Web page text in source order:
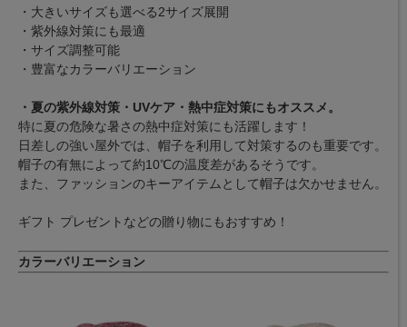
・大きいサイズも選べる2サイズ展開
・紫外線対策にも最適
・サイズ調整可能
・豊富なカラーバリエーション
・夏の紫外線対策・UVケア・熱中症対策にもオススメ。
特に夏の危険な暑さの熱中症対策にも活躍します！
日差しの強い屋外では、帽子を利用して対策するのも重要です。
帽子の有無によって約10℃の温度差があるそうです。
また、ファッションのキーアイテムとして帽子は欠かせません。
ギフト プレゼントなどの贈り物にもおすすめ！
カラーバリエーション